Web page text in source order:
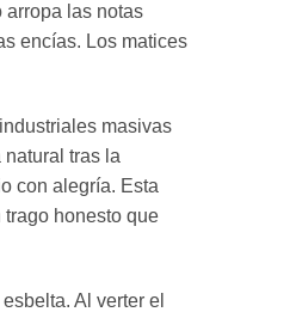
arropa las notas
encías. Los matices
masivas
tras la
con alegría. Esta
honesto que
Al verter el